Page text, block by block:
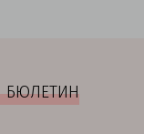
БЮЛЕТИН